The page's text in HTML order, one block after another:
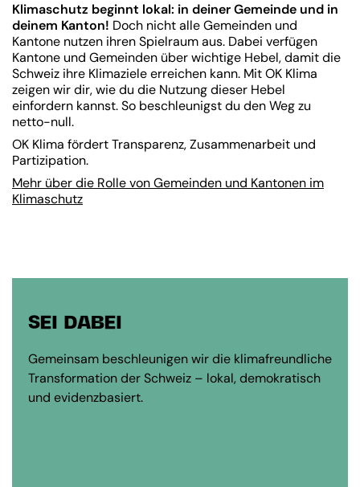
Klimaschutz beginnt lokal: in deiner Gemeinde und in
deinem Kanton! Doch nicht alle Gemeinden und
Kantone nutzen ihren Spielraum aus. Dabei verfügen
Kantone und Gemeinden über wichtige Hebel, damit die
Schweiz ihre Klimaziele erreichen kann. Mit OK Klima
zeigen wir dir, wie du die Nutzung dieser Hebel
einfordern kannst. So beschleunigst du den Weg zu
netto-null.
OK Klima fördert Transparenz, Zusammenarbeit und
Partizipation.
Mehr über die Rolle von Gemeinden und Kantonen im
Klimaschutz
SEI DABEI
Gemeinsam beschleunigen wir die klimafreundliche
Transformation der Schweiz – lokal, demokratisch
und evidenzbasiert.